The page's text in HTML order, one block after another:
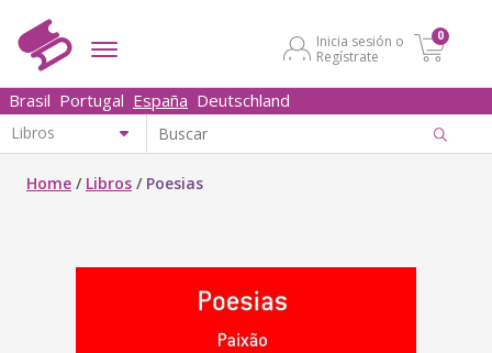
Inicia sesión o
Regístrate
0
Brasil Portugal España Deutschland
Home / Libros / Poesias